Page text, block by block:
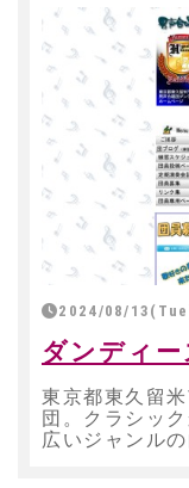
2024/08/
ダンディー
東京都東久留
団。クラシッ
広いジャンル